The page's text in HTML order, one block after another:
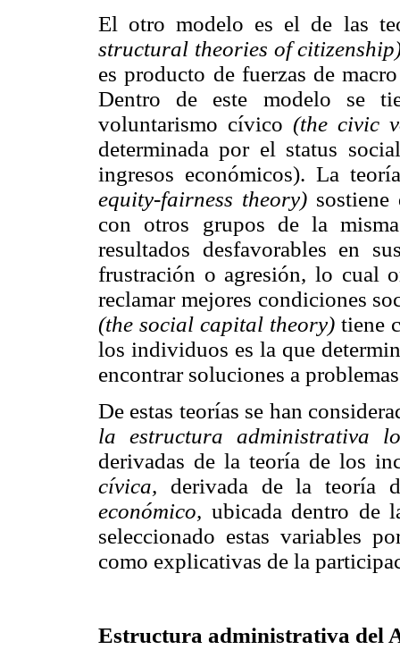
El otro modelo es el de las
structural theories of
es producto de fuerzas de
Dentro de este modelo se
voluntarismo cívico (the civic
determinada por el status
ingresos económicos). La
equity-fairness theory)
con otros grupos de la
resultados desfavorables en
frustración o agresión, lo cual
reclamar mejores condiciones
(the social capital theory)tiene
los individuos es la que
encontrar soluciones a
De estas teorías se han
la estructura administrativa
derivadas de la teoría de los
cívica, derivada de la
económico, ubicada dentro de
seleccionado estas variables
como explicativas de la
Estructura administrativa del